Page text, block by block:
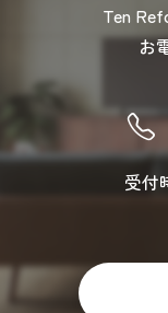
Ten
お
受付